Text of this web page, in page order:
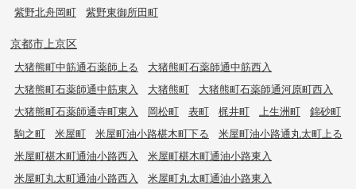
紫野北舟岡町
紫野東御所田町
京都市上京区
大猪熊町中筋通石薬師上る
大猪熊町石薬師通中筋西入
大猪熊町石薬師通中筋東入
大猪熊町
大猪熊町石薬師通河原町西入
大猪熊町石薬師通寺町東入
岡松町 表町 梶井町 上生洲町
錦砂町
駒之町
米屋町 米屋町油小路椹木町下る
米屋町油小路通丸太町上る
米屋町椹木町通油小路西入
米屋町椹木町通油小路東入
米屋町丸太町通油小路西入
米屋町丸太町通油小路東入